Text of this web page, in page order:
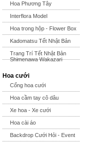
Hoa Phương Tây
Interflora Model
Hoa trong hộp - Flower Box
Kadomatsu Tết Nhật Bản
Trang Trí Tết Nhật Bản
Shimenawa Wakazari
Hoa cưới
Cổng hoa cưới
Hoa cầm tay cô dâu
Xe hoa - Xe cưới
Hoa cài áo
Backdrop Cưới Hỏi - Event